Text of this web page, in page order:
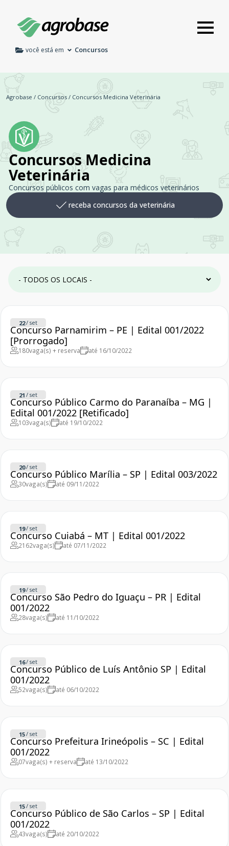
você está em Concursos
Agrobase / Concursos / Concursos Medicina Veterinária
Concursos Medicina
Veterinária
Concursos públicos com vagas para médicos veterinários
receba concursos da veterinária
22/ set
Concurso Parnamirim – PE | Edital 001/2022
[Prorrogado]
180vaga(s) + reserva até 16/10/2022
21 / set
Concurso Público Carmo do Paranaíba – MG |
Edital 001/2022 [Retificado]
103vaga(s) até 19/10/2022
20/ set
Concurso Público Marília – SP | Edital 003/2022
30vaga(s) até 09/11/2022
19/ set
Concurso Cuiabá – MT | Edital 001/2022
2162vaga(s) até 07/11/2022
19/ set
Concurso São Pedro do Iguaçu – PR | Edital
001/2022
28vaga(s) até 11/10/2022
16/ set
Concurso Público de Luís Antônio SP | Edital
001/2022
52vaga(s) até 06/10/2022
15/ set
Concurso Prefeitura Irineópolis – SC | Edital
001/2022
07vaga(s) + reserva até 13/10/2022
15/ set
Concurso Público de São Carlos – SP | Edital
001/2022
43vaga(s) até 20/10/2022